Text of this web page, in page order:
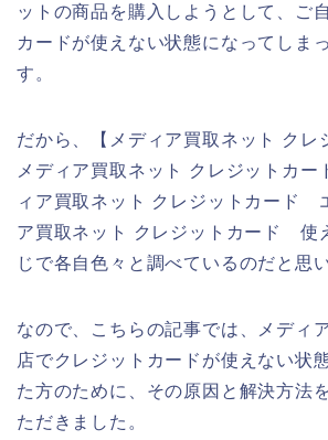
ットの商品を購入しようとして、ご
カードが使えない状態になってしま
す。
だから、【メディア買取ネット クレ
メディア買取ネット クレジットカ
ィア買取ネット クレジットカード
ア買取ネット クレジットカード 使
じで各自色々と調べているのだと思
なので、こちらの記事では、メディ
店でクレジットカードが使えない状
た方のために、その原因と解決方法
ただきました。